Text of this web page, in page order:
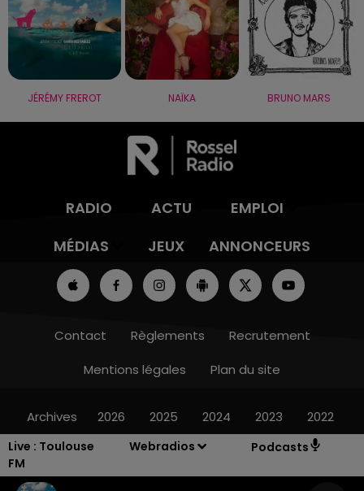
Live : Toulouse
FM
Webradios Podcasts
JÉRÉMY FREROT NAÏKA BRUNO MARS
RADIO ACTU
EMPLOI
MÉDIAS
JEUX ANNONCEURS
Contact Règlements
Recrutement
Mentions légales
Plan du site
Archives 2026 2025 2024 2023 2022